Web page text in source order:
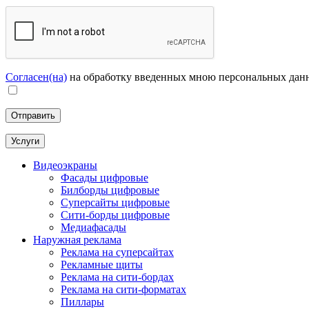
Согласен(на) на обработку введенных мною персональных
Услуги
Видеоэкраны
Фасады цифровые
Билборды цифровые
Суперсайты цифровые
Сити-борды цифровые
Медиафасады
Наружная реклама
Реклама на суперсайтах
Рекламные щиты
Реклама на сити-бордах
Реклама на сити-форматах
Пиллары